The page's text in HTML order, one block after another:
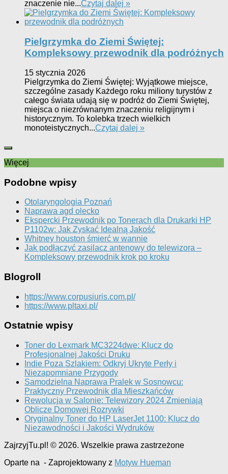
znaczenie nie...Czytaj dalej »
Pielgrzymka do Ziemi Świętej:
Kompleksowy przewodnik dla podróżnych
15 stycznia 2026
Pielgrzymka do Ziemi Świętej: Wyjątkowe miejsce,
szczególne zasady Każdego roku miliony turystów z
całego świata udają się w podróż do Ziemi Świętej,
miejsca o niezrównanym znaczeniu religijnym i
historycznym. To kolebka trzech wielkich
monoteistycznych...Czytaj dalej »
Więcej
Podobne wpisy
Otolaryngologia Poznań
Naprawa agd olecko
Ekspercki Przewodnik po Tonerach dla Drukarki HP
P1102w: Jak Zyskać Idealną Jakość
Whitney houston śmierć w wannie
Jak podłączyć zasilacz antenowy do telewizora –
Kompleksowy przewodnik krok po kroku
Blogroll
https://www.corpusiuris.com.pl/
https://www.pltaxi.pl/
Ostatnie wpisy
Toner do Lexmark MC3224dwe: Klucz do
Profesjonalnej Jakości Druku
Indie Poza Szlakiem: Odkryj Ukryte Perły i
Niezapomniane Przygody
Samodzielna Naprawa Pralek w Sosnowcu:
Praktyczny Przewodnik dla Mieszkańców
Rewolucja w Salonie: Telewizory 2024 Zmieniają
Oblicze Domowej Rozrywki
Oryginalny Toner do HP LaserJet 1100: Klucz do
Niezawodności i Jakości Wydruków
ZajrzyjTu.pl! © 2026. Wszelkie prawa zastrzeżone
Oparte na - Zaprojektowany z Motyw Hueman